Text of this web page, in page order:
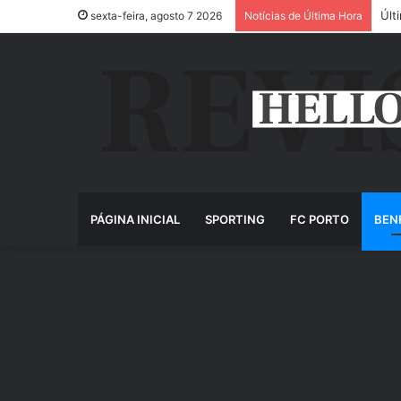
sexta-feira, agosto 7 2026 Notícias de Última Hora
PÁGINA INICIAL SPORTING FC PORTO